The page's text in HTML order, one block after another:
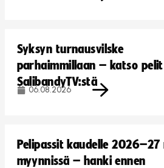
Syksyn turnausvilske
parhaimmillaan – katso pelit
SalibandyTV:stä
06.08.2026
Pelipassit kaudelle
myynnissä – hanki ennen